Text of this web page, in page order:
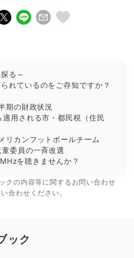
る～
れているのをご存知ですか？
の財政状況
用される市・都民税（住民
カンフットボールチーム
委員の一斉改選
を聴きませんか？
クの内容等に関するお問い合わせ
合わせください。
ック